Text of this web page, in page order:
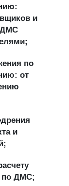
и
ДМС
по
от
и
по ДМС;